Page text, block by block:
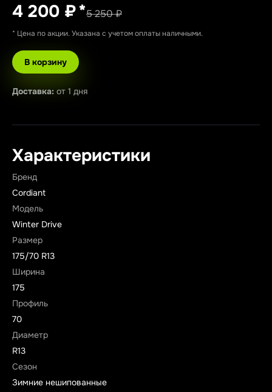
4 200 ₽*5 250 ₽
* Цена по акции. Указана с учетом оплаты наличными.
В корзину
Доставка: от 1 дня
Характеристики
Бренд
Cordiant
Модель
Winter Drive
Размер
175/70 R13
Ширина
175
Профиль
70
Диаметр
R13
Сезон
Зимние нешипованные